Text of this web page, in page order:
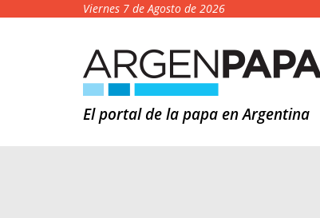
Viernes 7 de Agosto de 2026
El portal de la papa en Argentina